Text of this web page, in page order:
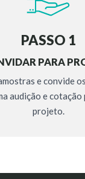
PASSO 1
PARA
e convide
audição e cotação
projeto.